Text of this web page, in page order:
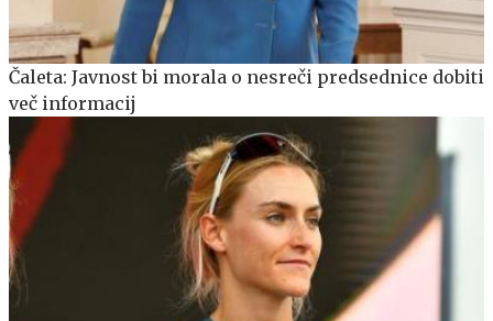
Čaleta: Javnost bi morala o nesreči predsednice dobiti
več informacij